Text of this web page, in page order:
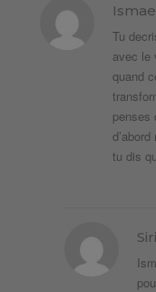
Tu
avec le
quand
penses
tu dis